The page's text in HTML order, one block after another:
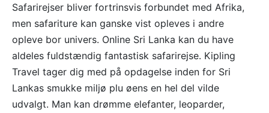
Safarirejser bliver fortrinsvis forbundet med Afrika,
men safariture kan ganske vist opleves i andre
opleve bor univers. Online Sri Lanka kan du have
aldeles fuldstændig fantastisk safarirejse. Kipling
Travel tager dig med på opdagelse inden for Sri
Lankas smukke miljø plu øens en hel del vilde
udvalgt. Man kan drømme elefanter, leoparder,